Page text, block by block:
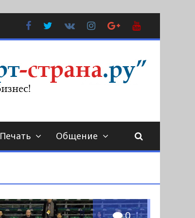
FacebookTwitter
Контакте
Instagram
Google
Plus
Печать Общение
0